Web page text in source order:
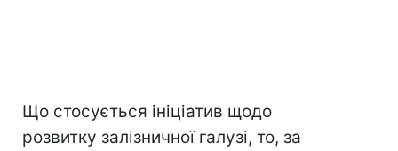
Що стосується ініціатив щодо
розвитку залізничної галузі, то, за